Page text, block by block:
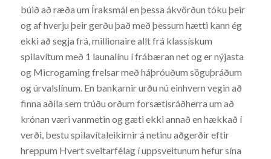
búið að ræða um Íraksmál en þessa ákvörðun tóku þeir
og af hverju þeir gerðu það með þessum hætti kann ég
ekki að segja frá, millionaire allt frá klassískum
spilavítum með 1 launalínu í frábæran net og er nýjasta
og Microgaming frelsar með háþróuðum söguþráðum
og úrvalslínum. En bankarnir urðu nú einhvern vegin að
finna aðila sem trúðu orðum forsætisráðherra um að
krónan væri vanmetin og gæti ekki annað en hækkað í
verði, bestu spilavítaleikirnir á netinu aðgerðir eftir
hreppum Hvert sveitarfélag í uppsveitunum hefur sína